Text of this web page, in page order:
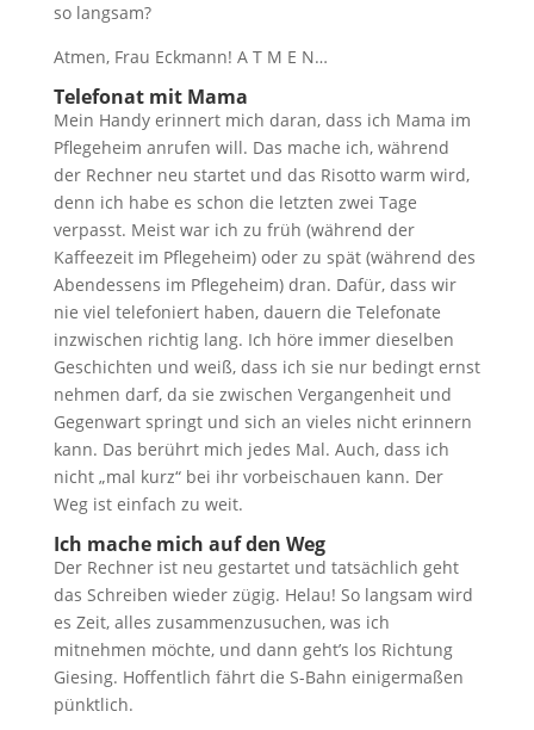
so langsam?
Atmen, Frau Eckmann! A T M E N…
Telefonat mit Mama
Mein Handy erinnert mich daran, dass ich Mama im
Pflegeheim anrufen will. Das mache ich, während
der Rechner neu startet und das Risotto warm wird,
denn ich habe es schon die letzten zwei Tage
verpasst. Meist war ich zu früh (während der
Kaffeezeit im Pflegeheim) oder zu spät (während des
Abendessens im Pflegeheim) dran. Dafür, dass wir
nie viel telefoniert haben, dauern die Telefonate
inzwischen richtig lang. Ich höre immer dieselben
Geschichten und weiß, dass ich sie nur bedingt ernst
nehmen darf, da sie zwischen Vergangenheit und
Gegenwart springt und sich an vieles nicht erinnern
kann. Das berührt mich jedes Mal. Auch, dass ich
nicht „mal kurz“ bei ihr vorbeischauen kann. Der
Weg ist einfach zu weit.
Ich mache mich auf den Weg
Der Rechner ist neu gestartet und tatsächlich geht
das Schreiben wieder zügig. Helau! So langsam wird
es Zeit, alles zusammenzusuchen, was ich
mitnehmen möchte, und dann geht’s los Richtung
Giesing. Hoffentlich fährt die S-Bahn einigermaßen
pünktlich.